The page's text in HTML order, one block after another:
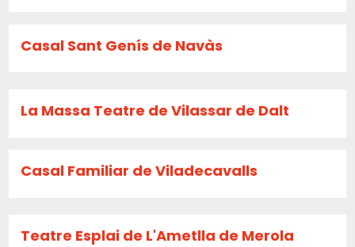
Casal Sant Genís de Navàs
La Massa Teatre de Vilassar de Dalt
Casal Familiar de Viladecavalls
Teatre Esplai de L'Ametlla de Merola